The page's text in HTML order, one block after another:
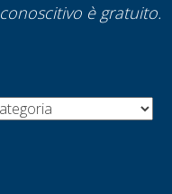
conoscitivo è gratuito.